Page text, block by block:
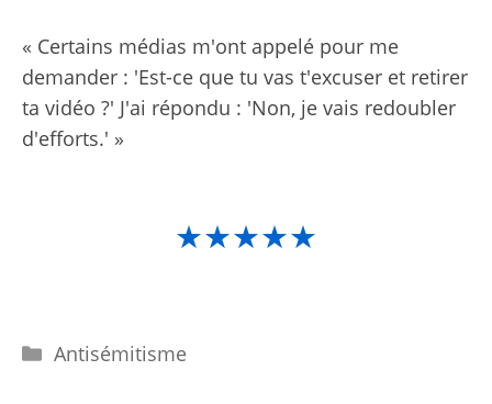
« Certains médias m'ont appelé pour me
demander : 'Est-ce que tu vas t'excuser et retirer
ta vidéo ?' J'ai répondu : 'Non, je vais redoubler
d'efforts.' »
★★★★★
Catégories
Antisémitisme